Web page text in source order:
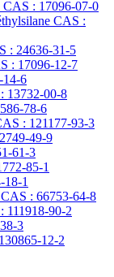
: 17096-07-0
CAS :
: 24636-31-5
: 17096-12-7
14-6
13732-00-8
78-6
: 121177-93-3
49-9
61-3
85-1
1
: 66753-64-8
111918-90-2
3
12-2